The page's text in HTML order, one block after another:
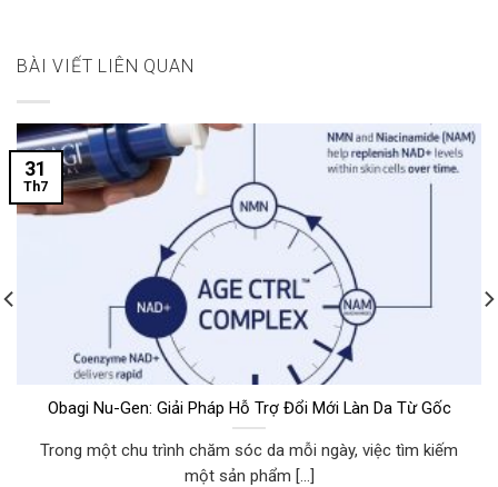
BÀI VIẾT LIÊN QUAN
Obagi Nu-Gen: Giải Pháp Hỗ Trợ Đổi Mới Làn Da Từ Gốc
Trong một chu trình chăm sóc da mỗi ngày, việc tìm kiếm
một sản phẩm [...]
31
Th7